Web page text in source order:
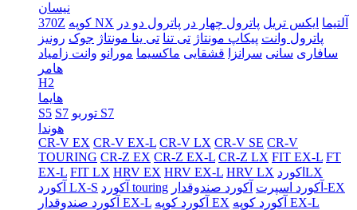
نیسان
370Z
کوپه NX آلتیما ایکس تریل پاترول چهار در پاترول دو در
پاترول وانت پیکاپ مونتاژ تی تنا تی ینا مونتاژ جوک رونیز
سافاری سانی سرانزا قشقایی ماکسیما مورانو وانت زامیاد
هامر
H2
هایما
S5 S7
توربو S7
هوندا
CR-V EX CR-V EX-L CR-V LX CR-V SE CR-V
TOURING CR-Z EX CR-Z EX-L CR-Z LX FIT EX-L FT
EX-L FIT LX HRV EX HRV EX-L HRV LX
اکوردLX
آکورد LX-S
آکورد touring آکورد اسپرت آکورد صندوقدار-EX
آکورد صندوقدار EX-L
آکورد کوپه EX
آکورد کوپه EX-L